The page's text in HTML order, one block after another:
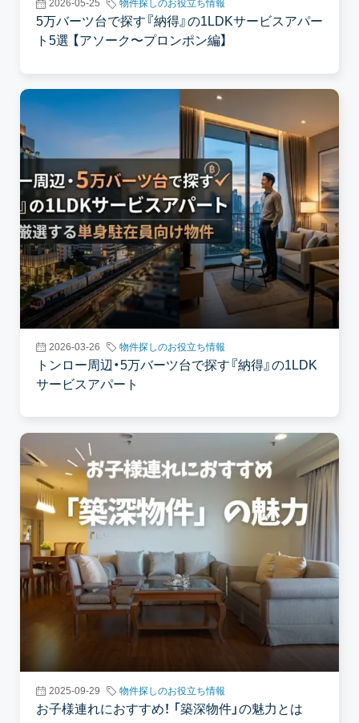
2026-05-25 物件探しのお役立ち情報
5万バーツ台で探す『納得』の1LDKサービスアパー
ト5選 【アソーク〜プロンポン編】
2026-03-26 物件探しのお役立ち情報
トンロー周辺・5万バーツ台で探す『納得』の1LDK
サービスアパート
2025-09-29 物件探しのお役立ち情報
お子様連れにおすすめ！ 「築深物件」の魅力とは